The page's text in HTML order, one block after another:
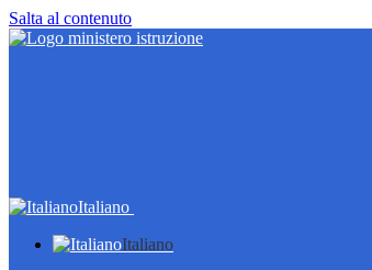
Salta al contenuto
Italiano
Italiano